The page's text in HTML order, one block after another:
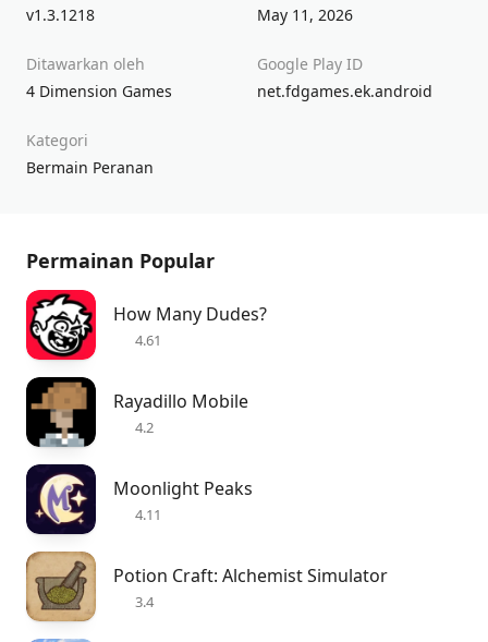
v1.3.1218
May 11, 2026
Ditawarkan oleh
4 Dimension Games
Google Play ID
net.fdgames.ek.android
Kategori
Bermain Peranan
Permainan Popular
How Many Dudes?
4.61
Rayadillo Mobile
4.2
Moonlight Peaks
4.11
Potion Craft: Alchemist Simulator
3.4